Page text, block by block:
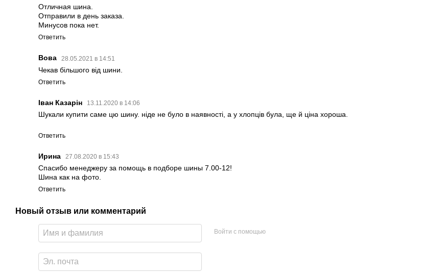
Отличная шина.
Отправили в день заказа.
Минусов пока нет.
Ответить
Вова 28.05.2021 в 14:51
Чекав більшого від шини.
Ответить
Іван Казарін 13.11.2020 в 14:06
Шукали купити саме цю шину. ніде не було в наявності, а у хлопців була, ще й ціна хороша.
Ответить
Ирина 27.08.2020 в 15:43
Спасибо менеджеру за помощь в подборе шины 7.00-12!
Шина как на фото.
Ответить
Новый отзыв или комментарий
Войти с помощью